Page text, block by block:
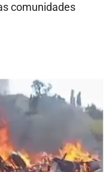
comunidades